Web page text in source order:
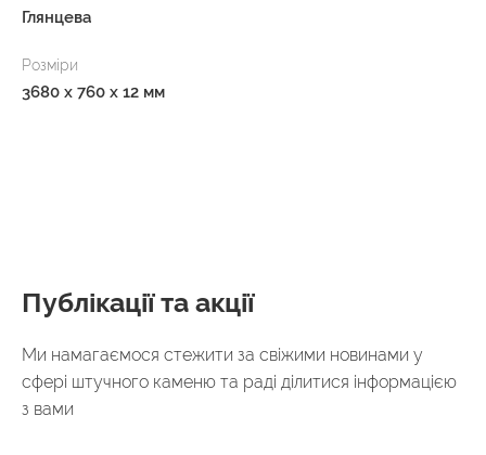
Глянцева
Розміри
3680 х 760 х 12 мм
Публікації та акції
Ми намагаємося стежити за свіжими новинами у
сфері штучного каменю та раді ділитися інформацією
з вами